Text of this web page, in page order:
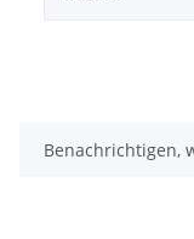
Benachrichtigen,